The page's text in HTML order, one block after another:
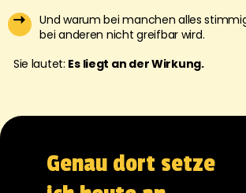
Und warum bei manchen alles
bei anderen nicht greifbar wird.
Sie lautet: Es liegt an der Wirkung.
Genau dort setze